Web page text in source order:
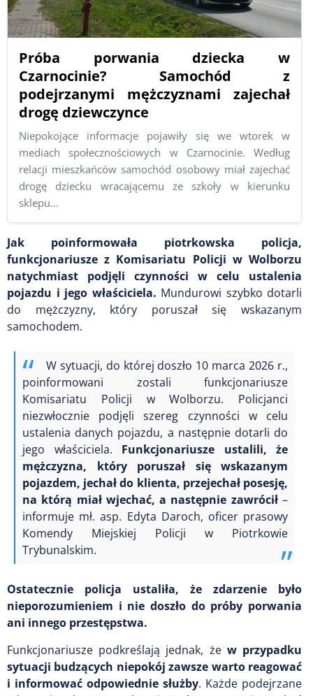
Próba porwania dziecka w
Czarnocinie? Samochód z
podejrzanymi mężczyznami zajechał
drogę dziewczynce
Niepokojące informacje pojawiły się we wtorek w
mediach społecznościowych w Czarnocinie. Według
relacji mieszkańców samochód osobowy miał zajechać
drogę dziecku wracającemu ze szkoły w kierunku
sklepu…
Jak poinformowała piotrkowska policja,
funkcjonariusze z Komisariatu Policji w Wolborzu
natychmiast podjęli czynności w celu ustalenia
pojazdu i jego właściciela. Mundurowi szybko dotarli
do mężczyzny, który poruszał się wskazanym
samochodem.
W sytuacji, do której doszło 10 marca 2026 r.,
poinformowani zostali funkcjonariusze
Komisariatu Policji w Wolborzu. Policjanci
niezwłocznie podjęli szereg czynności w celu
ustalenia danych pojazdu, a następnie dotarli do
jego właściciela. Funkcjonariusze ustalili, że
mężczyzna, który poruszał się wskazanym
pojazdem, jechał do klienta, przejechał posesję,
na którą miał wjechać, a następnie zawrócił –
informuje mł. asp. Edyta Daroch, oficer prasowy
Komendy Miejskiej Policji w Piotrkowie
Trybunalskim.
Ostatecznie policja ustaliła, że zdarzenie było
nieporozumieniem i nie doszło do próby porwania
ani innego przestępstwa.
Funkcjonariusze podkreślają jednak, że w przypadku
sytuacji budzących niepokój zawsze warto reagować
i informować odpowiednie służby. Każde podejrzane